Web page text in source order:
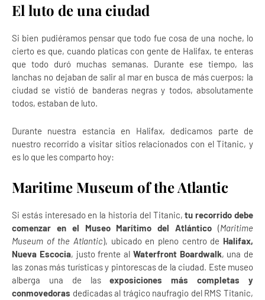
El luto de una ciudad
Si bien pudiéramos pensar que todo fue cosa de una noche, lo
cierto es que, cuando platicas con gente de Halifax, te enteras
que todo duró muchas semanas. Durante ese tiempo, las
lanchas no dejaban de salir al mar en busca de más cuerpos; la
ciudad se vistió de banderas negras y todos, absolutamente
todos, estaban de luto.
Durante nuestra estancia en Halifax, dedicamos parte de
nuestro recorrido a visitar sitios relacionados con el Titanic, y
es lo que les comparto hoy:
Maritime Museum of the Atlantic
Si estás interesado en la historia del Titanic,tu recorrido debe
comenzar en el Museo Marítimo del Atlántico (Maritime
Museum of the Atlantic), ubicado en pleno centro de Halifax,
Nueva Escocia, justo frente al Waterfront Boardwalk, una de
las zonas más turísticas y pintorescas de la ciudad. Este museo
alberga una de lasexposiciones más completas y
conmovedoras dedicadas al trágico naufragio del RMS Titanic,